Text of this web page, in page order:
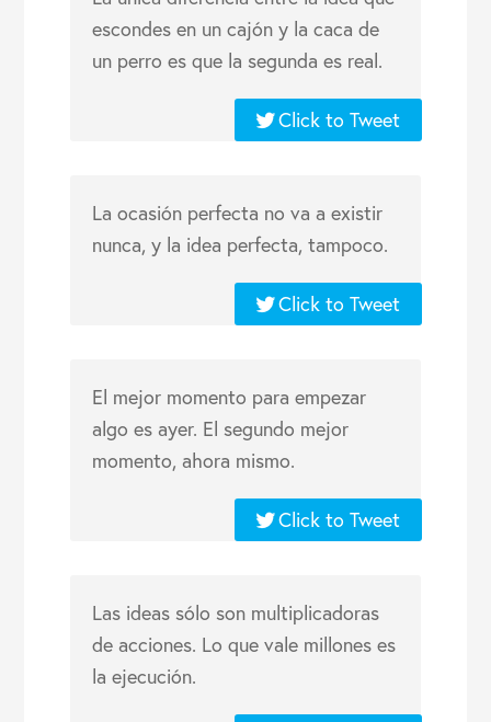
escondes en un cajón y la caca de
un perro es que la segunda es real.
Click to Tweet
La ocasión perfecta no va a existir
nunca, y la idea perfecta, tampoco.
Click to Tweet
El mejor momento para empezar
algo es ayer. El segundo mejor
momento, ahora mismo.
Click to Tweet
Las ideas sólo son multiplicadoras
de acciones. Lo que vale millones es
la ejecución.